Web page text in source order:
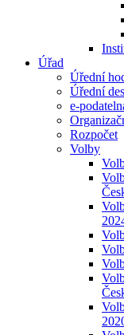
Úřad
Úřední
Úřední
e-
Rozpočet
Volby